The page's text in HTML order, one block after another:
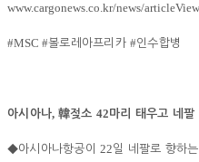
www.cargonews.co.kr/news/
#MSC #볼로레아프리카#인수합병
아시아나, 韓젖소 42마리 태우고 네팔
◆아시아나항공이22일 네팔로 향하